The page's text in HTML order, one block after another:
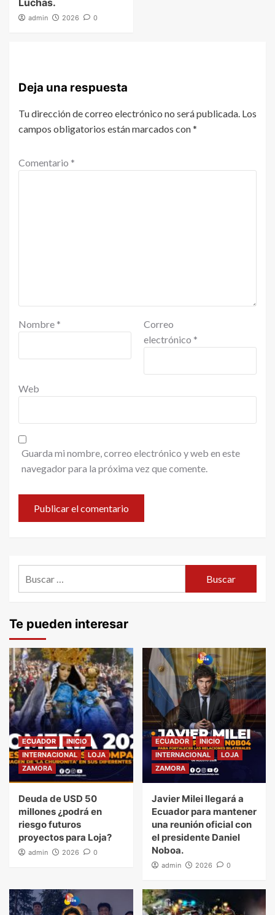
Luchas.
admin 2026 0
Deja una respuesta
Tu dirección de correo electrónico no será publicada. Los
campos obligatorios están marcados con*
Comentario *
Nombre *
Correo
electrónico *
Web
Guarda mi nombre, correo electrónico y web en este
navegador para la próxima vez que comente.
Te pueden interesar
ECUADOR
INICIO
INTERNACIONAL
LOJA
ZAMORA
Deuda de USD 50
millones ¿podrá en
riesgo futuros
proyectos para Loja?
admin 2026 0
ECUADOR
INICIO
INTERNACIONAL
LOJA
ZAMORA
Javier Milei llegará a
Ecuador para mantener
una reunión oficial con
el presidente Daniel
Noboa.
admin 2026 0